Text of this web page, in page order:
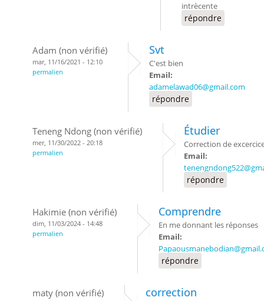
intrècente
répondre
Adam (non vérifié)
mar, 11/16/2021 - 12:10
permalien
Svt
C'est bien
Email:
adamelawad06@gmail.com
répondre
Teneng Ndong (non vérifié)
mer, 11/30/2022 - 20:18
permalien
Étudier
Correction de
Email:
répondre
Hakimie (non vérifié)
dim, 11/03/2024 - 14:48
permalien
Comprendre
En me donnant les réponses
Email:
répondre
maty (non vérifié) correction